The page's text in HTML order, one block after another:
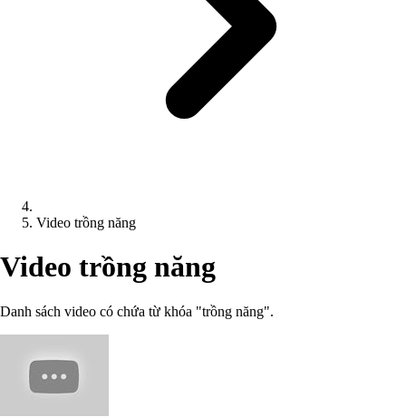
Video trồng năng
Video trồng năng
Danh sách video có chứa từ khóa "trồng năng".